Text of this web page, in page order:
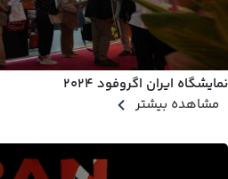
نمایشگاه ایران اگروفود 2024
مشاهده بیشتر